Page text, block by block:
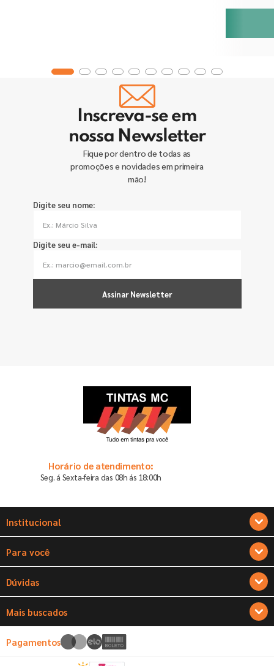
Inscreva-se em
nossa Newsletter
Fique por dentro de todas as
promoções e novidades em primeira
mão!
Digite seu nome:
Digite seu e-mail:
Assinar Newsletter
Horário de atendimento:
Seg. á Sexta-feira das 08h ás 18:00h
Institucional
Sobre a Tintas MC
Seja um franqueado
Encontre o seu pintor
Nossas Lojas
Para você
Cadastre-se
Atualizar dados
Alterar senha
Dúvidas
Trocas e Devoluções
Políticas de Entrega
Mais buscados
Tintas
Pagamentos